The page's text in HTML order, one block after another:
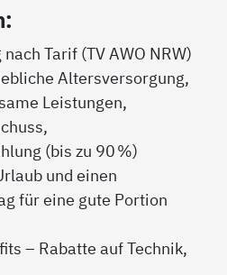
Tarif (TV AWO NRW)
Altersversorgung,
Leistungen,
(bis zu 90 %)
und einen
für eine gute Portion
– Rabatte auf Technik,